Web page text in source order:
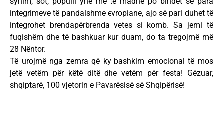
integrimeve të pandalshme evropiane, ajo së pari duhet të
integrohet brendapërbrenda vetes si komb. Sa jemi të
fuqishëm dhe të bashkuar kur duam, do ta tregojmë më
28 Nëntor.
Të urojmë nga zemra që ky bashkim emocional të mos
jetë vetëm për këtë ditë dhe vetëm për festa! Gëzuar,
shqiptarë, 100 vjetorin e Pavarësisë së Shqipërisë!